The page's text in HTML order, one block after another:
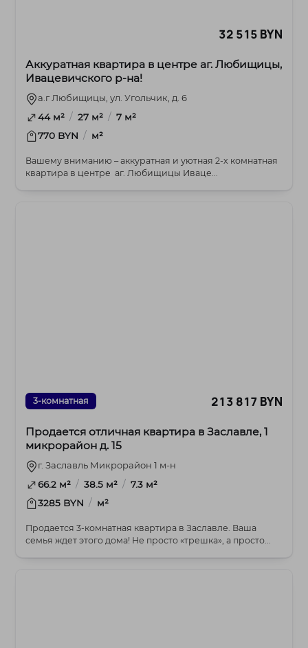
32 515 BYN
Аккуратная квартира в центре аг. Любищицы,
Ивацевичского р-на!
а.г Любищицы, ул. Угольчик, д. 6
44 м² / 27 м² / 7 м²
770 BYN / м²
Вашему вниманию – аккуратная и уютная 2-х комнатная
квартира в центре аг. Любищицы Иваце...
3-комнатная 213 817 BYN
Продается отличная квартира в Заславле, 1
микрорайон д. 15
г. Заславль Микрорайон 1 м-н
66.2 м² / 38.5 м² / 7.3 м²
3285 BYN / м²
Продается 3-комнатная квартира в Заславле. Ваша
семья ждет этого дома! Не просто «трешка», а просто...